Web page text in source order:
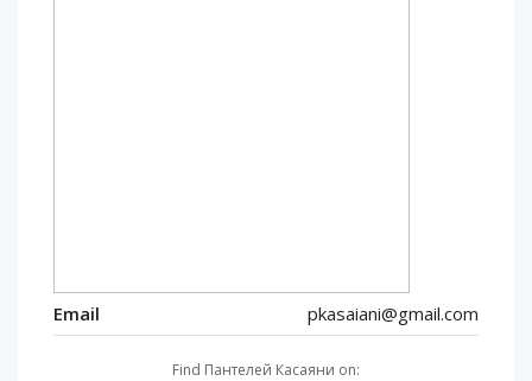
Email pkasaiani@gmail.com
Find Пантелей Касаяни on: